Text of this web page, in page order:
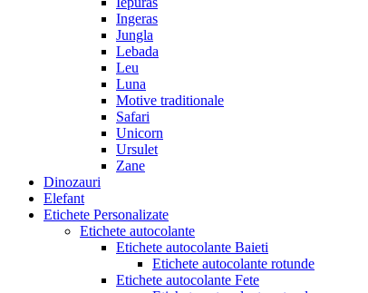
Ingeras
Jungla
Lebada
Leu
Luna
Motive traditionale
Safari
Unicorn
Ursulet
Zane
Dinozauri
Elefant
Etichete Personalizate
Etichete autocolante
Etichete autocolante Baieti
Etichete autocolante rotunde
Etichete autocolante Fete